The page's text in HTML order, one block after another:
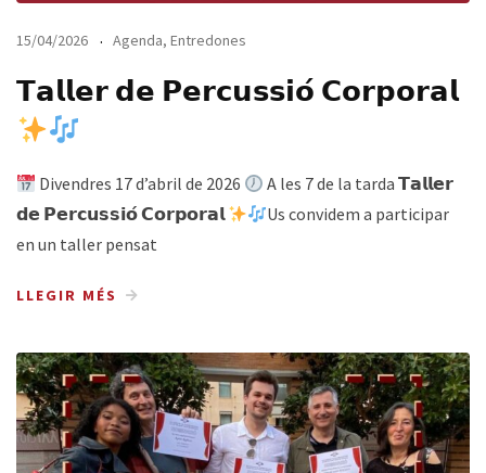
15/04/2026 Agenda, Entredones
𝗧𝗮𝗹𝗹𝗲𝗿 𝗱𝗲 𝗣𝗲𝗿𝗰𝘂𝘀𝘀𝗶𝗼́ 𝗖𝗼𝗿𝗽𝗼𝗿𝗮𝗹
Divendres 17 d’abril de 2026
A les 7 de la tarda 𝗧𝗮𝗹𝗹𝗲𝗿
𝗱𝗲 𝗣𝗲𝗿𝗰𝘂𝘀𝘀𝗶𝗼́ 𝗖𝗼𝗿𝗽𝗼𝗿𝗮𝗹
Us convidem a participar
en un taller pensat
LLEGIR MÉS